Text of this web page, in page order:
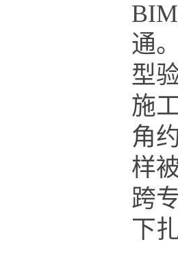
BIM
通
型
施
角
样
跨
下